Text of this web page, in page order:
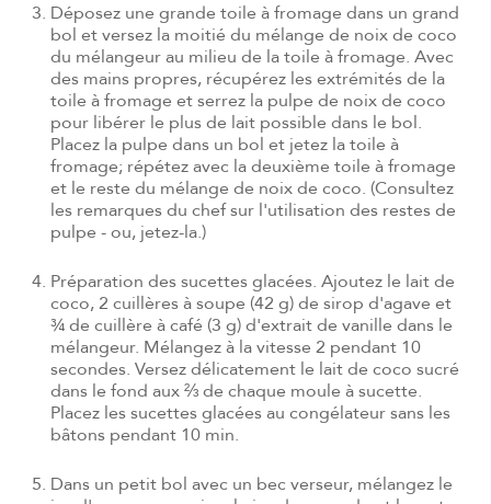
Déposez une grande toile à fromage dans un grand
bol et versez la moitié du mélange de noix de coco
du mélangeur au milieu de la toile à fromage. Avec
des mains propres, récupérez les extrémités de la
toile à fromage et serrez la pulpe de noix de coco
pour libérer le plus de lait possible dans le bol.
Placez la pulpe dans un bol et jetez la toile à
fromage; répétez avec la deuxième toile à fromage
et le reste du mélange de noix de coco. (Consultez
les remarques du chef sur l'utilisation des restes de
pulpe - ou, jetez-la.)
Préparation des sucettes glacées. Ajoutez le lait de
coco, 2 cuillères à soupe (42 g) de sirop d'agave et
¾ de cuillère à café (3 g) d'extrait de vanille dans le
mélangeur. Mélangez à la vitesse 2 pendant 10
secondes. Versez délicatement le lait de coco sucré
dans le fond aux ⅔ de chaque moule à sucette.
Placez les sucettes glacées au congélateur sans les
bâtons pendant 10 min.
Dans un petit bol avec un bec verseur, mélangez le